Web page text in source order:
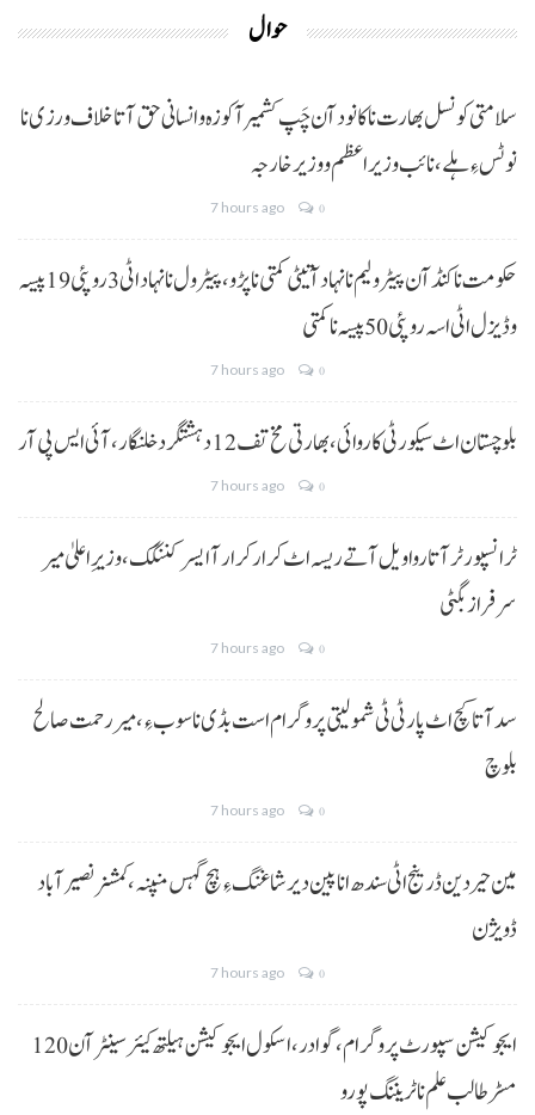
حوال
سلامتی کونسل بھارت نا کانود آن چَپ کشمیر آ کوزہ و انسانی حق آتا خلاف ورزی نا
نوٹس ءِ ہلے،نائب وزیراعظم و وزیر خارجہ
7 hours ago 0
حکومت نا کنڈ آن پیٹرولیم نا نہاد آتیٹی کمتی نا پڑو،پیٹرول نا نہاد اٹی 3 روپئی 19 پیسہ
و ڈیزل اٹی اسہ روپئی 50 پیسہ نا کمتی
7 hours ago 0
بلوچستان اٹ سیکورٹی کاروائی، بھارتی مخ تف 12 دہشتگرد خلنگار،آئی ایس پی آر
7 hours ago 0
ٹرانسپورٹر آتا روا ویل آتے ریسہ اٹ کرار کرار آ ایسر کننگک ،وزیرِ اعلیٰ میر
سرفراز بگٹی
7 hours ago 0
سد آتا کچ اٹ پارٹی ٹی شمولیتی پروگرام است بڈی نا سوب ءِ،میر رحمت صالح
بلوچ
7 hours ago 0
مین حیردین ڈرینج اٹی سندھ انا پین دیر شاغنگ ءِ ہچ گہس منپنہ،کمشنر نصیرآباد
ڈویژن
7 hours ago 0
ایجوکیشن سپورٹ پروگرام،گوادر، اسکول ایجوکیشن ہیلتھ کیئر سینٹر آن 120
مسڑ طالب علم نا ٹریننگ پورو